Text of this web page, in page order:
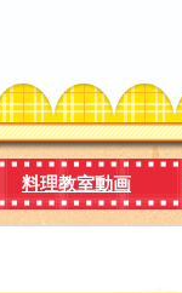
料理教室動画